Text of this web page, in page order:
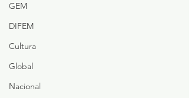
GEM
DIFEM
Cultura
Global
Nacional